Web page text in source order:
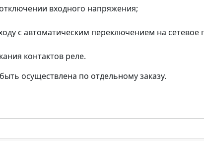
входного напряжения;
с автоматическим переключением на
контактов реле.
осуществлена по отдельному заказу.